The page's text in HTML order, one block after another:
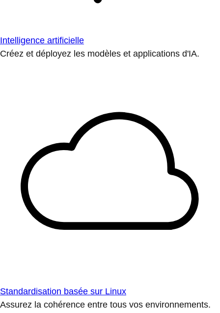
Intelligence artificielle
Créez et déployez les modèles et applications d'IA.
Standardisation basée sur Linux
Assurez la cohérence entre tous vos environnements.